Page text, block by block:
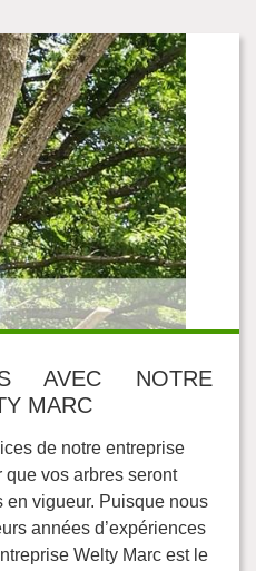
AVEC NOTRE
MARC
de notre entreprise
que vos arbres seront
vigueur. Puisque nous
années d’expériences
Welty Marc est le